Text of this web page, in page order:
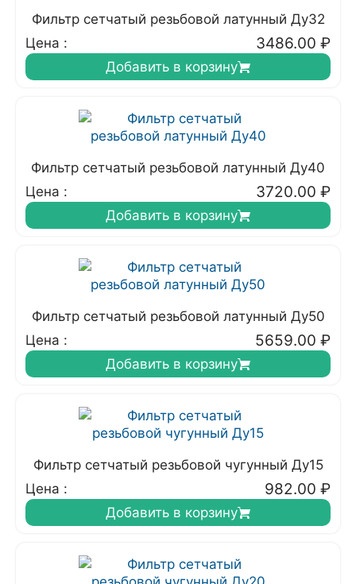
Фильтр сетчатый резьбовой латунный Ду32
Цена :
3486.00 ₽
Добавить в корзину
Фильтр сетчатый резьбовой латунный Ду40
Цена :
3720.00 ₽
Добавить в корзину
Фильтр сетчатый резьбовой латунный Ду50
Цена :
5659.00 ₽
Добавить в корзину
Фильтр сетчатый резьбовой чугунный Ду15
Цена :
982.00 ₽
Добавить в корзину